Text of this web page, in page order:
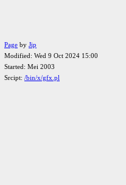
Page by Jip
Modified: Wed 9 Oct 2024 15:00
Started: Mei 2003
Srcipt: /bin/x/gfx.pl